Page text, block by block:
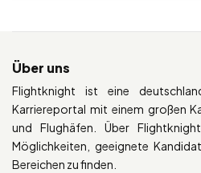
Über uns
Flightknight ist eine
Karriereportal mit einem großen
und Flughäfen. Über
Möglichkeiten, geeignete
Bereichen zu finden.